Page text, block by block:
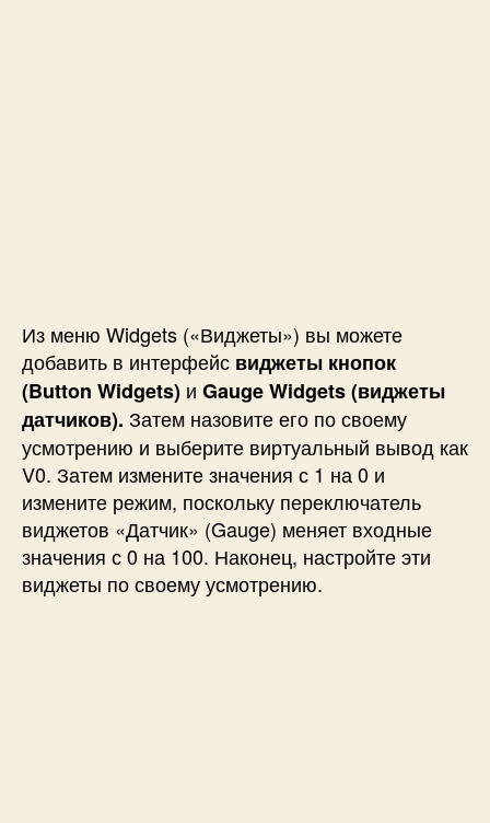
Из меню Widgets («Виджеты») вы можете
добавить в интерфейс виджеты кнопок
(Button Widgets) и Gauge Widgets (виджеты
датчиков). Затем назовите его по своему
усмотрению и выберите виртуальный вывод как
V0. Затем измените значения с 1 на 0 и
измените режим, поскольку переключатель
виджетов «Датчик» (Gauge) меняет входные
значения с 0 на 100. Наконец, настройте эти
виджеты по своему усмотрению.